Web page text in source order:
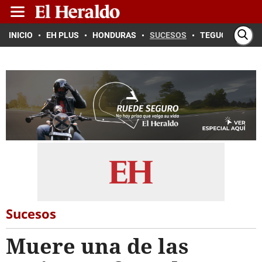
INICIO EH PLUS HONDURAS SUCESOS TEGUCIGALPA
Sucesos
Muere una de las